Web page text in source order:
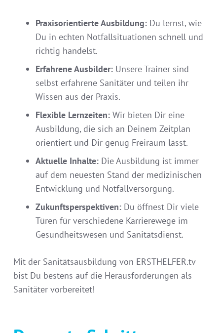
Praxisorientierte Ausbildung: Du lernst, wie
Du in echten Notfallsituationen schnell und
richtig handelst.
Erfahrene Ausbilder: Unsere Trainer sind
selbst erfahrene Sanitäter und teilen ihr
Wissen aus der Praxis.
Flexible Lernzeiten: Wir bieten Dir eine
Ausbildung, die sich an Deinem Zeitplan
orientiert und Dir genug Freiraum lässt.
Aktuelle Inhalte: Die Ausbildung ist immer
auf dem neuesten Stand der medizinischen
Entwicklung und Notfallversorgung.
Zukunftsperspektiven: Du öffnest Dir viele
Türen für verschiedene Karrierewege im
Gesundheitswesen und Sanitätsdienst.
Mit der Sanitätsausbildung von ERSTHELFER.tv
bist Du bestens auf die Herausforderungen als
Sanitäter vorbereitet!